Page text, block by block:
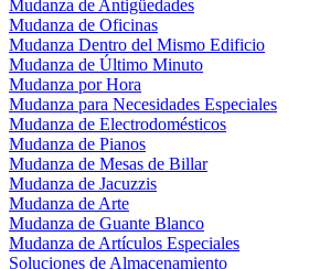
Mudanza de Antigüedades
Mudanza de Oficinas
Mudanza Dentro del Mismo Edificio
Mudanza de Último Minuto
Mudanza por Hora
Mudanza para Necesidades Especiales
Mudanza de Electrodomésticos
Mudanza de Pianos
Mudanza de Mesas de Billar
Mudanza de Jacuzzis
Mudanza de Arte
Mudanza de Guante Blanco
Mudanza de Artículos Especiales
Soluciones de Almacenamiento